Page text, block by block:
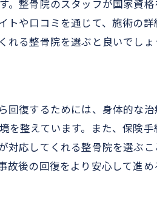
。整骨院のスタッフが国家資格
トや口コミを通じて、施術の詳
る整骨院を選ぶと良いでしょ
回復するためには、身体的な治
を整えています。また、保険手
応してくれる整骨院を選ぶこ
故後の回復をより安心して進め